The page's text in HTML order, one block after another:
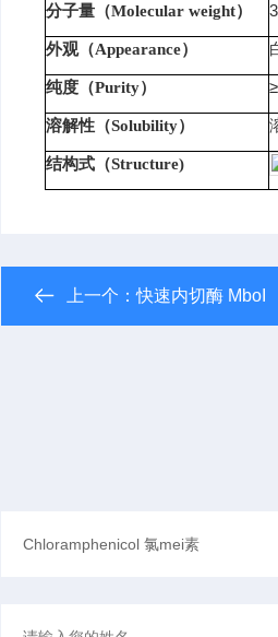
分子量（Molecular weight）
外观（Appearance）
纯度（Purity）
溶解性（Solubility）
结构式（Structure)
上一个：快速内切酶 MboI